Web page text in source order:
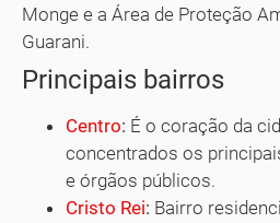
Monge e a Área de Proteção
Guarani.
Principais bairros
Centro: É o coração da
concentrados os
e órgãos públicos.
Cristo Rei: Bairro